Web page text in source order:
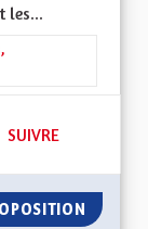
les...
50 ABONNÉS
SUIVRE